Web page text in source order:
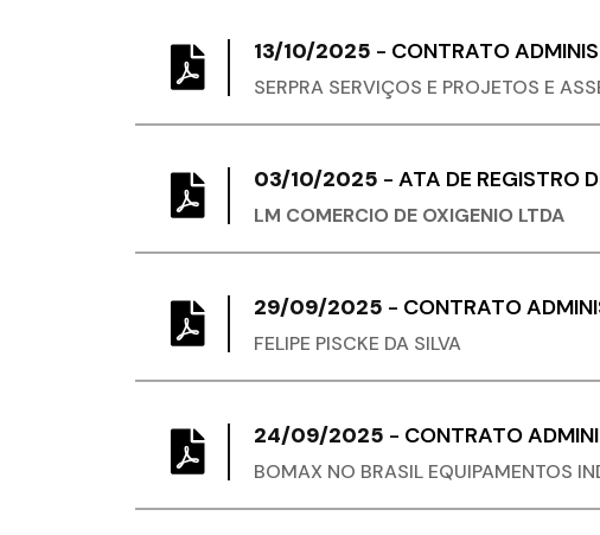
13/10/2025 - CONTRATO
SERPRA SERVIÇOS E PROJETOS E
03/10/2025 - ATA DE REGISTRO
LM COMERCIO DE OXIGENIO LTDA
29/09/2025 - CONTRATO
FELIPE PISCKE DA SILVA
24/09/2025 - CONTRATO
BOMAX NO BRASIL EQUIPAMENTOS